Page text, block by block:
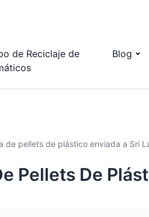
de Reciclaje de
Blog
de pellets de plástico enviada a Sri
Pellets De